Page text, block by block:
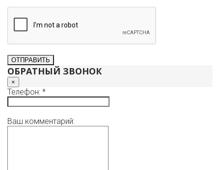
ОБРАТНЫЙ ЗВОНОК
×
Телефон: *
Ваш комментарий: